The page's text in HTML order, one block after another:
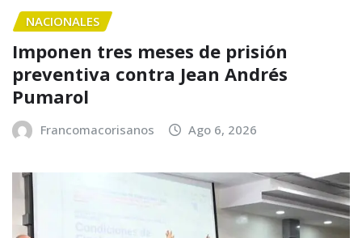
NACIONALES
Imponen tres meses de prisión
preventiva contra Jean Andrés
Pumarol
Francomacorisanos Ago 6, 2026